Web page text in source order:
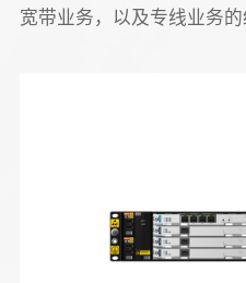
宽带业务，以及专线业务的